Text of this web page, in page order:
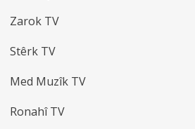
Zarok TV
Stêrk TV
Med Muzîk TV
Ronahî TV